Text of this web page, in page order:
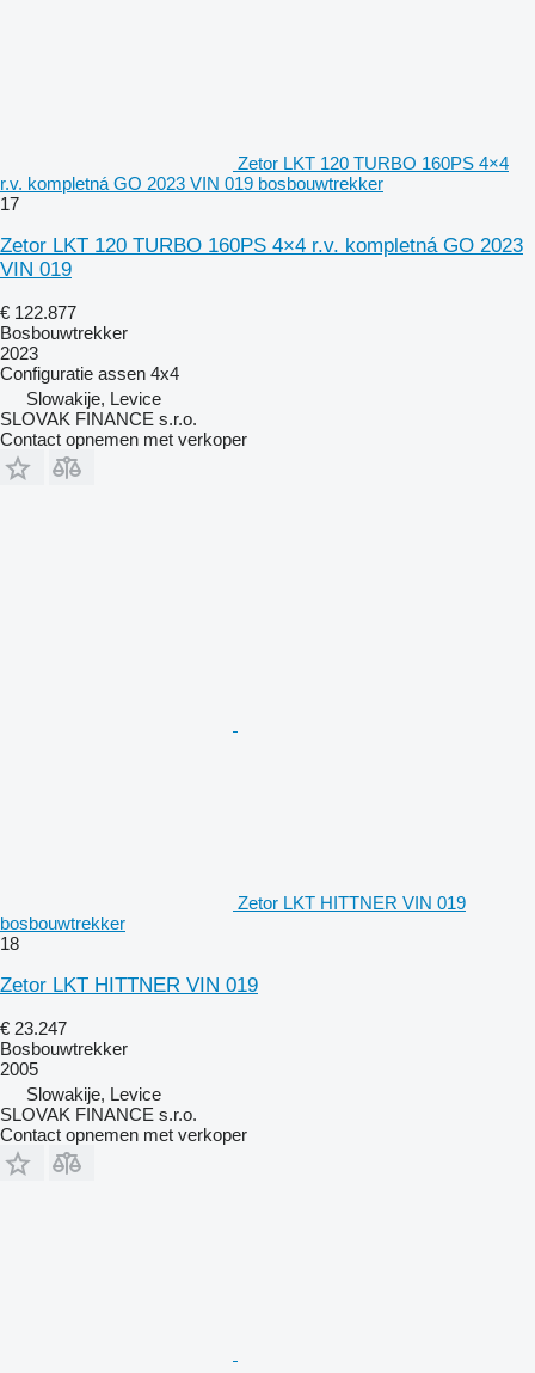
Zetor LKT 120 TURBO 160PS 4×4
r.v. kompletná GO 2023 VIN 019 bosbouwtrekker
17
Zetor LKT 120 TURBO 160PS 4×4 r.v. kompletná GO 2023
VIN 019
€ 122.877
Bosbouwtrekker
2023
Configuratie assen 4x4
Slowakije, Levice
SLOVAK FINANCE s.r.o.
Contact opnemen met verkoper
Zetor LKT HITTNER VIN 019
bosbouwtrekker
18
Zetor LKT HITTNER VIN 019
€ 23.247
Bosbouwtrekker
2005
Slowakije, Levice
SLOVAK FINANCE s.r.o.
Contact opnemen met verkoper